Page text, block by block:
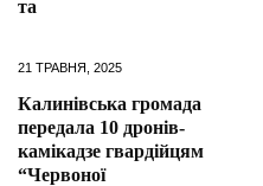
та
21 ТРАВНЯ, 2025
Калинівська громада
передала 10 дронів-
камікадзе гвардійцям
“Червоної